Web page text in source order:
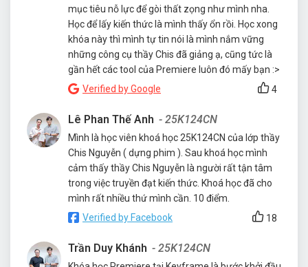
mục tiêu nỗ lực để gòi thất zọng như mình nha.
Học để lấy kiến thức là mình thấy ổn rồi. Học xong
khóa này thì mình tự tin nói là mình nắm vững
những công cụ thầy Chis đã giảng ạ, cũng tức là
gần hết các tool của Premiere luôn đó mấy bạn :>
Verified by Google
4
Lê Phan Thế Anh - 25K124CN
Mình là học viên khoá học 25K124CN của lớp thầy
Chis Nguyễn ( dựng phim ). Sau khoá học mình
cảm thấy thầy Chis Nguyễn là người rất tận tâm
trong việc truyền đạt kiến thức. Khoá học đã cho
mình rất nhiều thứ mình cần. 10 điểm.
Verified by Facebook
18
Trần Duy Khánh - 25K124CN